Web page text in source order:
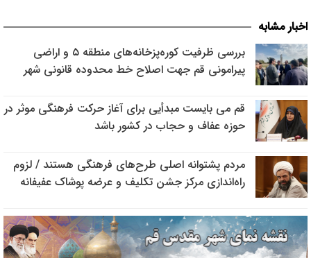
اخبار مشابه
بررسی ظرفیت کوره‌پزخانه‌های منطقه ۵ و اراضی
پیرامونی قم جهت اصلاح خط محدوده قانونی شهر
قم می بایست مبدأیی برای آغاز حرکت فرهنگی موثر در
حوزه عفاف و حجاب در کشور باشد
مردم پشتوانه اصلی طرح‌های فرهنگی هستند / لزوم
راه‌اندازی مرکز جشن تکلیف و عرضه پوشاک عفیفانه